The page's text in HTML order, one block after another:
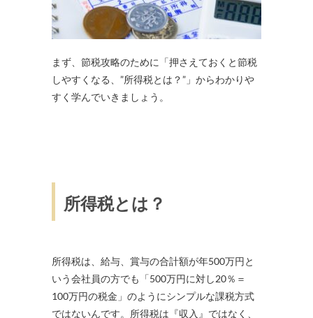
まず、節税攻略のために「押さえておくと節税
しやすくなる、”所得税とは？”」からわかりや
すく学んでいきましょう。
所得税とは？
所得税は、給与、賞与の合計額が年500万円と
いう会社員の方でも「500万円に対し20％＝
100万円の税金」のようにシンプルな課税方式
ではないんです。所得税は『収入』ではなく、